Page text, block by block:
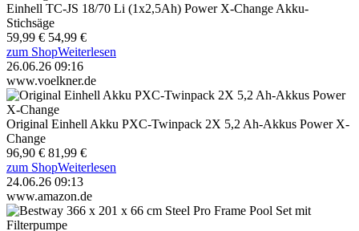
Einhell TC-JS 18/70 Li (1x2,5Ah) Power X-Change Akku-
Stichsäge
59,99 € 54,99 €
zum ShopWeiterlesen
26.06.26 09:16
www.voelkner.de
Original Einhell Akku PXC-Twinpack 2X 5,2 Ah-Akkus Power X-
Change
96,90 € 81,99 €
zum ShopWeiterlesen
24.06.26 09:13
www.amazon.de